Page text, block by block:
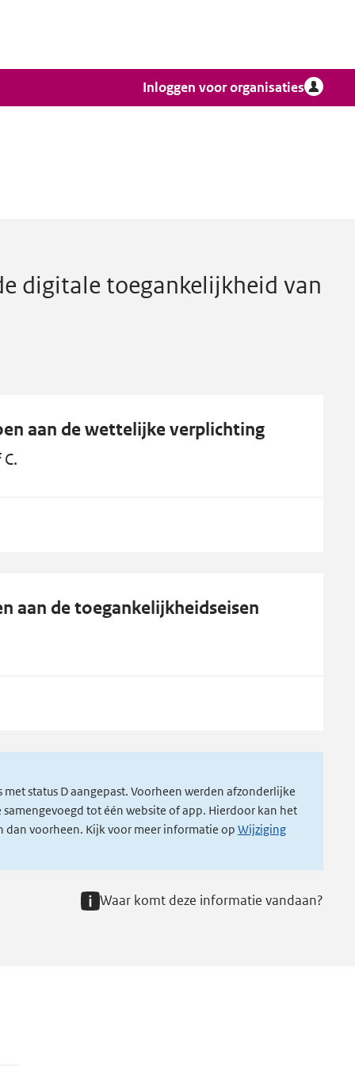
Inloggen voor organisaties
websites en mobiele apps
digitale toegankelijkheid van
aan de wettelijke verplichting
aan de toegankelijkheidseisen
status D aangepast. Voorheen werden afzonderlijke
tot één website of app. Hierdoor kan het
dan voorheen. Kijk voor meer informatie opWijziging
Waar komt deze informatie vandaan?